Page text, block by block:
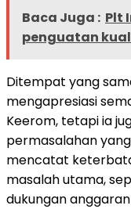
Baca Juga : Plt
penguatan
Ditempat yang
mengapresiasi
Keerom, tetapi ia
permasalahan
mencatat
masalah utama,
dukungan